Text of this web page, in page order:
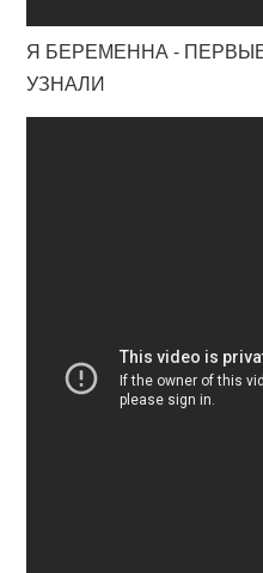
Я БЕРЕМЕННА -
УЗНАЛИ